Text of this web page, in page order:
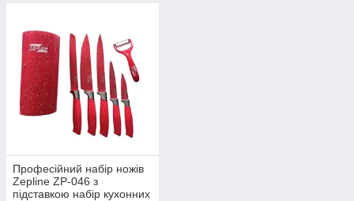
Професійний набір ножів
Zepline ZP-046 з
підставкою набір кухонних